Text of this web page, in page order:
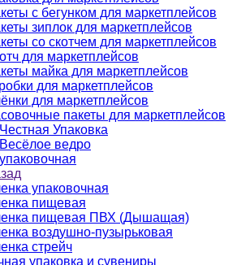
с бегунком для маркетплейсов
зиплок для маркетплейсов
со скотчем для маркетплейсов
для маркетплейсов
майка для маркетплейсов
для маркетплейсов
для маркетплейсов
пакеты для маркетплейсов
Упаковка
ведро
упаковочная
пищевая
пищевая ПВХ (Дышащая)
воздушно-пузырьковая
стрейч
упаковка и сувениры